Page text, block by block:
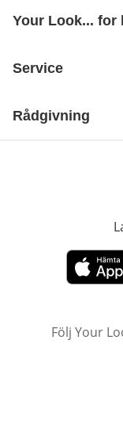
Your Look... for
Service
Rådgivning
öppnas i
Följ Your